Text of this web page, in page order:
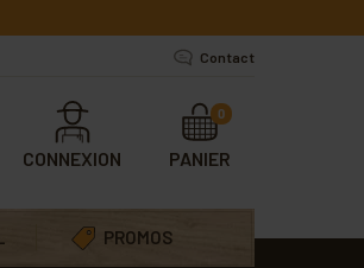
Contact
CONNEXION PANIER
0
PROMOS